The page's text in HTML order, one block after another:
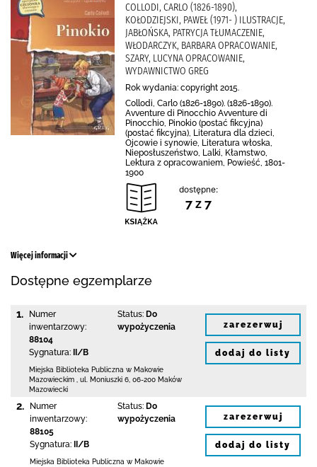
COLLODI, CARLO (1826-1890),
KOŁODZIEJSKI, PAWEŁ (1971- ) ILUSTRACJE,
JABŁOŃSKA, PATRYCJA TŁUMACZENIE,
WŁODARCZYK, BARBARA OPRACOWANIE,
SZARY, LUCYNA OPRACOWANIE,
WYDAWNICTWO GREG
Rok wydania: copyright 2015.
Collodi, Carlo (1826-1890). (1826-1890).
Avventure di Pinocchio Avventure di
Pinocchio, Pinokio (postać fikcyjna)
(postać fikcyjna), Literatura dla dzieci,
Ojcowie i synowie, Literatura włoska,
Nieposłuszeństwo, Lalki, Kłamstwo,
Lektura z opracowaniem, Powieść, 1801-
1900
dostępne:
7 z 7
Więcej informacji
Dostępne egzemplarze
1.
Numer
inwentarzowy:
88104
Sygnatura:
II/B
Status: Do
wypożyczenia
Miejska Biblioteka Publiczna w Makowie
Mazowieckim
ul. Moniuszki 6 06-200 Maków
Mazowiecki
zarezerwuj
dodaj do listy
2.
Numer
inwentarzowy:
88105
Sygnatura:
II/B
Status: Do
wypożyczenia
Miejska Biblioteka Publiczna w Makowie
zarezerwuj
dodaj do listy